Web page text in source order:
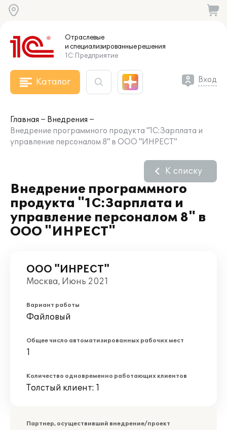
Отраслевые
и специализированныерешения
1С:Предприятие
Каталог Вход
Главная
Внедрения
Внедрение программного продукта "1С:Зарплата и
управление персоналом 8" в ООО "ИНРЕСТ"
Внедрение программного
продукта "1С:Зарплата и
управление персоналом 8" в
ООО "ИНРЕСТ"
К списку
ООО "ИНРЕСТ"
Москва, Июнь 2021
Вариант работы
Файловый
Общее число автоматизированных рабочих мест
1
Количество одновременно работающих клиентов
Толстый клиент: 1
Партнер, осуществивший внедрение/проект